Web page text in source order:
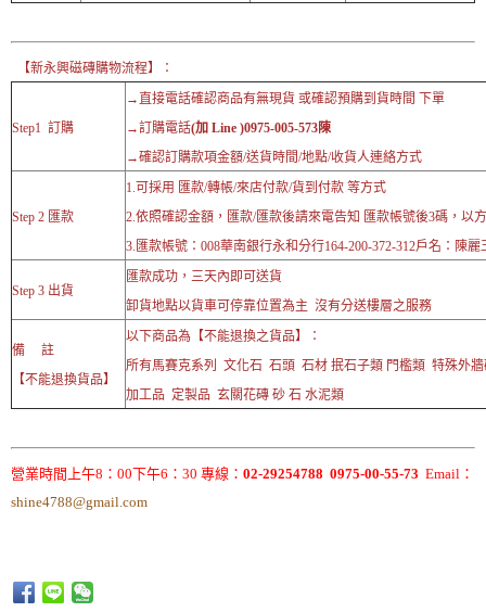
【新永興磁磚購物流程】：
Step1 訂購
→直接電話確認商品有無現貨 或確認預購到貨時間 下單
→訂購電話(加 Line )0975-005-573陳
→確認訂購款項金額/送貨時間/地點/收貨人連絡方式
Step 2 匯款
1.可採用 匯款/轉帳/來店付款/貨到付款 等方式
2.依照確認金額，匯款/匯款後請來電告知 匯款帳號後3碼，以
3.匯款帳號：008華南銀行永和分行164-200-372-312戶名：陳麗
Step 3 出貨
匯款成功，三天內即可送貨
卸貨地點以貨車可停靠位置為主 沒有分送樓層之服務
備 註
【不能退換貨品】
以下商品為【不能退換之貨品】：
所有馬賽克系列 文化石 石頭 石材 抿石子類 門檻類 特殊外
加工品 定製品 玄關花磚 砂 石 水泥類
營業時間上午8：00下午6：30 專線： 02-29254788 0975-00-55-73 Email：
shine4788@gmail.com